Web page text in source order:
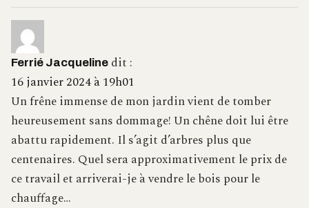
Ferrié Jacqueline dit :
16 janvier 2024 à 19h01
Un frêne immense de mon jardin vient de tomber
heureusement sans dommage! Un chêne doit lui être
abattu rapidement. Il s’agit d’arbres plus que
centenaires. Quel sera approximativement le prix de
ce travail et arriverai-je à vendre le bois pour le
chauffage…